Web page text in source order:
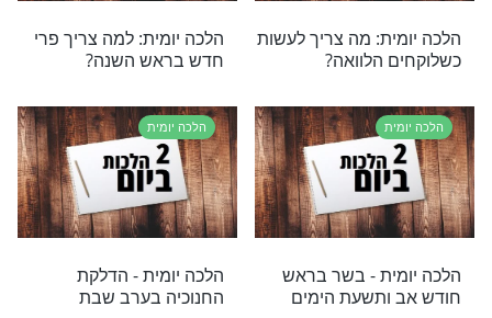
– המותר והאסור
הלכה יומית
הלכה יומית: על הים כבר
ברכתם?
הלכה יומית